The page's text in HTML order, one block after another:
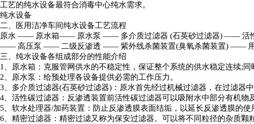
工艺的纯水设备最符合消毒中心纯水需求。
纯水设备
二、医用洁净车间纯水设备工艺流程
原水 —— 原水箱—— 原水泵 —— 多介质过滤器 (石英砂过滤器) —— 活
—— 高压泵 —— 二级反渗透 —— 紫外线杀菌装置(臭氧杀菌装置) ——
三、纯水设备各组成部分的性能介绍
1、原水箱：克服管网供水的不稳定性，保证整个系统的供水稳定连续;同
2、原水泵：给预处理各设备提供必需的工作压力。
3、多介质过滤器(石英砂过滤器)：原水首先经过机械过滤器，在过滤器
4、活性碳过滤器：反渗透装置前活性碳过滤器可以吸附水中部分有机物
5、软水处理器/加药装置：防止反渗透膜表面结垢，以延长反渗透膜的使
6、精密过滤器：精密过滤又称为保安过滤器。可以将不同粒径的杂质颗